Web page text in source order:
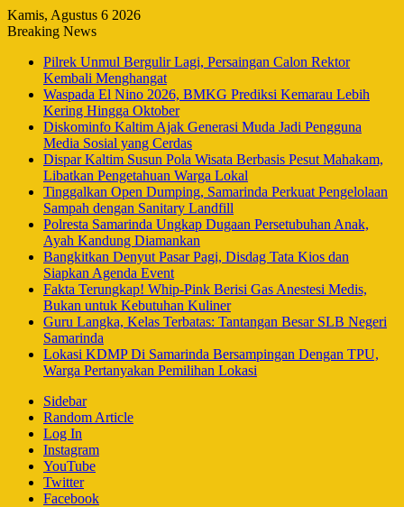
Kamis, Agustus 6 2026
Breaking News
Pilrek Unmul Bergulir Lagi, Persaingan Calon Rektor
Kembali Menghangat
Waspada El Nino 2026, BMKG Prediksi Kemarau Lebih
Kering Hingga Oktober
Diskominfo Kaltim Ajak Generasi Muda Jadi Pengguna
Media Sosial yang Cerdas
Dispar Kaltim Susun Pola Wisata Berbasis Pesut Mahakam,
Libatkan Pengetahuan Warga Lokal
Tinggalkan Open Dumping, Samarinda Perkuat Pengelolaan
Sampah dengan Sanitary Landfill
Polresta Samarinda Ungkap Dugaan Persetubuhan Anak,
Ayah Kandung Diamankan
Bangkitkan Denyut Pasar Pagi, Disdag Tata Kios dan
Siapkan Agenda Event
Fakta Terungkap! Whip-Pink Berisi Gas Anestesi Medis,
Bukan untuk Kebutuhan Kuliner
Guru Langka, Kelas Terbatas: Tantangan Besar SLB Negeri
Samarinda
Lokasi KDMP Di Samarinda Bersampingan Dengan TPU,
Warga Pertanyakan Pemilihan Lokasi
Sidebar
Random Article
Log In
Instagram
YouTube
Twitter
Facebook